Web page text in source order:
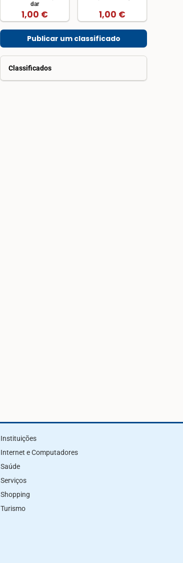
dar
1,00 € 1,00 €
Publicar um classificado
Classificados
Instituições
Internet e Computadores
Saúde
Serviços
Shopping
Turismo